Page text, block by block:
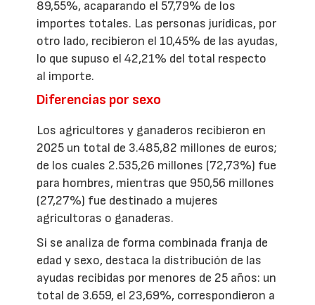
89,55%, acaparando el 57,79% de los
importes totales. Las personas jurídicas, por
otro lado, recibieron el 10,45% de las ayudas,
lo que supuso el 42,21% del total respecto
al importe.
Diferencias por sexo
Los agricultores y ganaderos recibieron en
2025 un total de 3.485,82 millones de euros;
de los cuales 2.535,26 millones (72,73%) fue
para hombres, mientras que 950,56 millones
(27,27%) fue destinado a mujeres
agricultoras o ganaderas.
Si se analiza de forma combinada franja de
edad y sexo, destaca la distribución de las
ayudas recibidas por menores de 25 años: un
total de 3.659, el 23,69%, correspondieron a